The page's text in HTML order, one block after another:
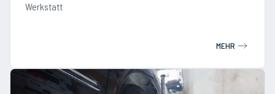
Werkstatt
MEHR